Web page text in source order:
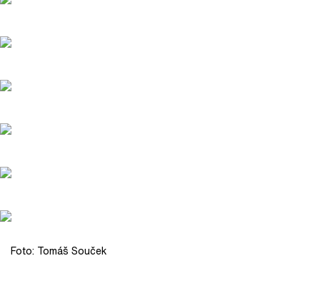
Foto: Tomáš Souček